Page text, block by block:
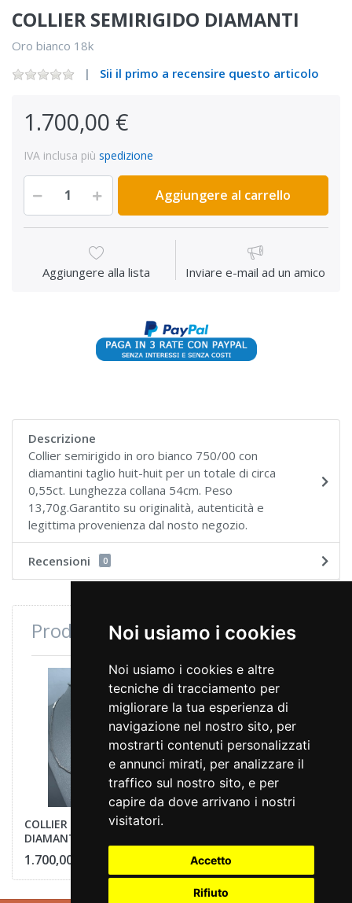
Noi usiamo i cookies
Noi usiamo i cookies e altre
tecniche di tracciamento per
migliorare la tua esperienza di
navigazione nel nostro sito, per
mostrarti contenuti personalizzati
e annunci mirati, per analizzare il
traffico sul nostro sito, e per
capire da dove arrivano i nostri
visitatori.
Accetto
Rifiuto
COLLIER SEMIRIGIDO DIAMANTI
Oro bianco 18k
Sii il primo a recensire questo articolo
1.700,00 €
IVA inclusa più spedizione
Aggiungere al carrello
Aggiungere alla lista Inviare e-mail ad un amico
Descrizione
Collier semirigido in oro bianco 750/00 con
diamantini taglio huit-huit per un totale di circa
0,55ct. Lunghezza collana 54cm. Peso
13,70g.Garantito su originalità, autenticità e
legittima provenienza dal nosto negozio.
Recensioni 0
Prodotti consultati di recente
COLLIER SEMIRIGIDO
DIAMANTI
1.700,00 €